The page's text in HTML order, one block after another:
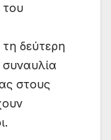
του
τη δεύτερη
συναυλία
στους